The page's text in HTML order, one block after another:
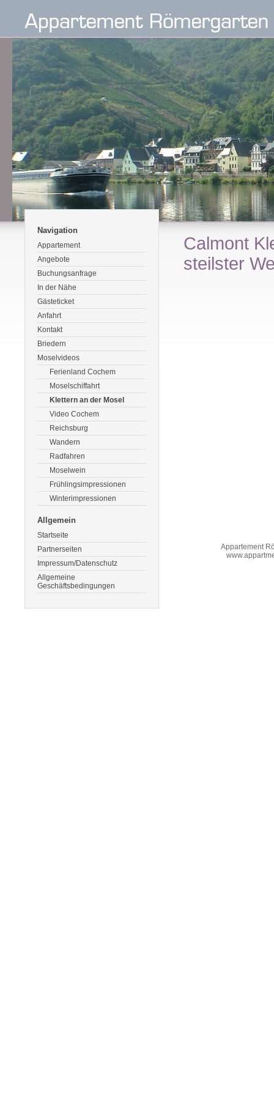
Navigation
Appartement
Angebote
Buchungsanfrage
In der Nähe
Gästeticket
Anfahrt
Kontakt
Briedern
Moselvideos
Ferienland Cochem
Moselschiffahrt
Klettern an der Mosel
Video Cochem
Reichsburg
Wandern
Radfahren
Moselwein
Frühlingsimpressionen
Winterimpressionen
Allgemein
Startseite
Partnerseiten
Impressum/Datenschutz
Allgemeine
Geschäftsbedingungen
Calmont
steilster
Appartement